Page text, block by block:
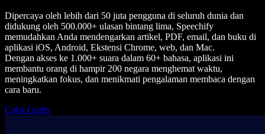
Dipercaya oleh lebih dari 50 juta pengguna di seluruh dunia dan
didukung oleh 500.000+ ulasan bintang lima, Speechify
memudahkan Anda mendengarkan artikel, PDF, email, dan buku di
aplikasi iOS, Android, Ekstensi Chrome, web, dan Mac.
Dengan akses ke 1.000+ suara dalam 60+ bahasa, aplikasi ini
membantu orang di hampir 200 negara menghemat waktu,
meningkatkan fokus, dan menikmati pengalaman membaca dengan
cara baru.
Coba Gratis